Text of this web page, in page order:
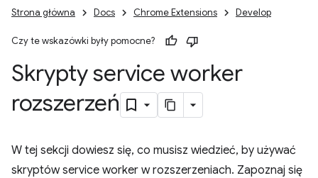
Strona główna Docs Chrome Extensions Develop
Czy te wskazówki były pomocne?
Skrypty service worker
rozszerzeń
W tej sekcji dowiesz się, co musisz wiedzieć, by używać
skryptów service worker w rozszerzeniach. Zapoznaj się